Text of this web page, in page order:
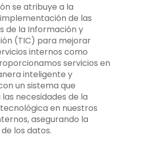
se atribuye a la
de las
de la Información y
(TIC) para mejorar
internos como
servicios en
inteligente y
un sistema que
necesidades de la
en nuestros
asegurando la
los datos.